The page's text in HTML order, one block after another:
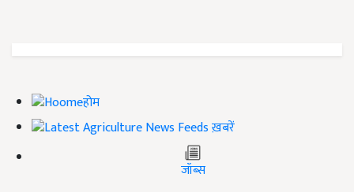
होम
ख़बरें
जॉब्स